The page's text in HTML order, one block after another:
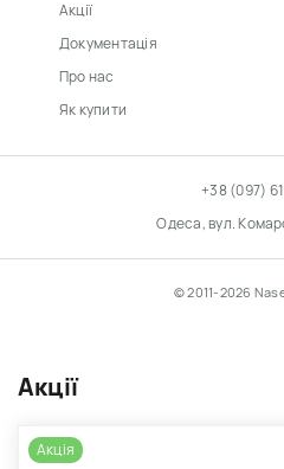
Акції
Акція
Акції
Документація
Про нас
Як купити
+38 (097)
Одеса, вул.
© 2011-2026